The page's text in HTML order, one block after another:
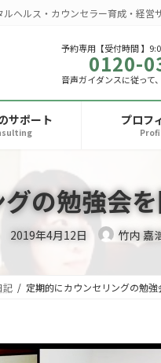
ヘルス・カウンセラー育成・経
予約専用【受付時間 】
0120-
音声ガイダンスに従って
サポート プロフ
の勉強会
2019年4月12日 竹内 嘉
記 定期的にカウンセリングの勉強